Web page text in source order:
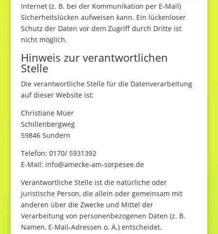
Internet (z. B. bei der Kommunikation per E-Mail)
Sicherheitslücken aufweisen kann. Ein lückenloser
Schutz der Daten vor dem Zugriff durch Dritte ist
nicht möglich.
Hinweis zur verantwortlichen
Stelle
Die verantwortliche Stelle für die Datenverarbeitung
auf dieser Website ist:
Christiane Müer
Schillenbergweg
59846 Sundern
Telefon: 0170/ 5931392
E-Mail: info@amecke-am-sorpesee.de
Verantwortliche Stelle ist die natürliche oder
juristische Person, die allein oder gemeinsam mit
anderen über die Zwecke und Mittel der
Verarbeitung von personenbezogenen Daten (z. B.
Namen, E-Mail-Adressen o. Ä.) entscheidet.